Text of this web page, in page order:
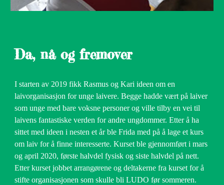
Da, nå og fremover
I starten av 2019 fikk Rasmus og Kari ideen om en
laivorganisasjon for unge laivere. Begge hadde vært på laiver
som unge med bare voksne personer og ville tilby en vei til
laivens fantastiske verden for andre ungdommer. Etter å ha
sittet med ideen i nesten et år ble Frida med på å lage et kurs
om laiv for å finne interesserte. Kurset ble gjennomført i mars
og april 2020, første halvdel fysisk og siste halvdel på nett.
Etter kurset jobbet arrangørene og deltakerne fra kurset for å
stifte organisasjonen som skulle bli LUDO før sommeren.